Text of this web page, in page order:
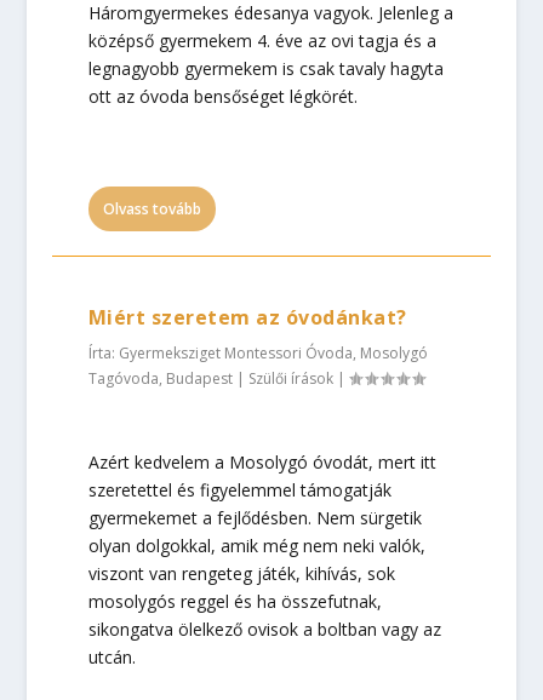
Háromgyermekes édesanya vagyok. Jelenleg a
középső gyermekem 4. éve az ovi tagja és a
legnagyobb gyermekem is csak tavaly hagyta
ott az óvoda bensőséget légkörét.
Olvass tovább
Miért szeretem az óvodánkat?
Írta: Gyermeksziget Montessori Óvoda, Mosolygó
Tagóvoda, Budapest| Szülői írások|
Azért kedvelem a Mosolygó óvodát, mert itt
szeretettel és figyelemmel támogatják
gyermekemet a fejlődésben. Nem sürgetik
olyan dolgokkal, amik még nem neki valók,
viszont van rengeteg játék, kihívás, sok
mosolygós reggel és ha összefutnak,
sikongatva ölelkező ovisok a boltban vagy az
utcán.